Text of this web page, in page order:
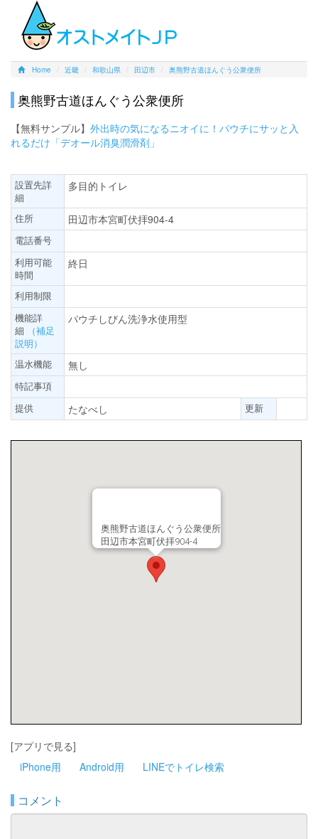
Home 近畿 和歌山県 田辺市 奥熊野古道ほんぐう公衆便所
奥熊野古道ほんぐう公衆便所
【無料サンプル】 外出時の気になるニオイに！パウチにサッと入
れるだけ「デオール消臭潤滑剤」
設置先詳
細
多目的トイレ
住所 田辺市本宮町伏拝904-4
電話番号
利用可能
時間
終日
利用制限
機能詳
細
（補足
説明）
パウチしびん洗浄水使用型
温水機能 無し
特記事項
提供
たなべし 更新
奥熊野古道ほんぐう公衆便所
田辺市本宮町伏拝904-4
[アプリで見る]
iPhone用
Android用 LINEでトイレ検索
コメント